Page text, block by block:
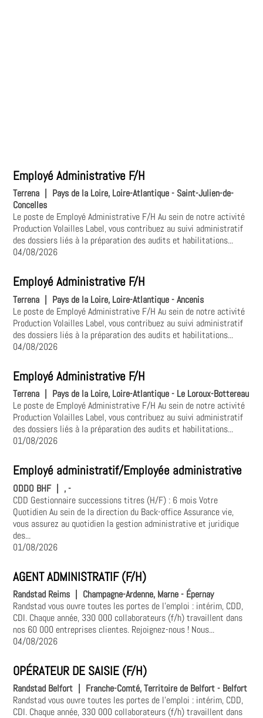
Employé Administrative F/H
Terrena
Pays de la Loire, Loire-Atlantique - Saint-Julien-de-
Concelles
Le poste de Employé Administrative F/H Au sein de notre activité
Production Volailles Label, vous contribuez au suivi administratif
des dossiers liés à la préparation des audits et habilitations...
04/08/2026
Employé Administrative F/H
Terrena | Pays de la Loire, Loire-Atlantique - Ancenis
Le poste de Employé Administrative F/H Au sein de notre activité
Production Volailles Label, vous contribuez au suivi administratif
des dossiers liés à la préparation des audits et habilitations...
04/08/2026
Employé Administrative F/H
Terrena
Pays de la Loire, Loire-Atlantique - Le Loroux-Bottereau
Le poste de Employé Administrative F/H Au sein de notre activité
Production Volailles Label, vous contribuez au suivi administratif
des dossiers liés à la préparation des audits et habilitations...
01/08/2026
Employé administratif/Employée administrative
ODDO BHF | , -
CDD Gestionnaire successions titres (H/F) : 6 mois Votre
Quotidien Au sein de la direction du Back-office Assurance vie,
vous assurez au quotidien la gestion administrative et juridique
des...
01/08/2026
AGENT ADMINISTRATIF (F/H)
Randstad Reims
Champagne-Ardenne, Marne - Épernay
Randstad vous ouvre toutes les portes de l'emploi : intérim, CDD,
CDI. Chaque année, 330 000 collaborateurs (f/h) travaillent dans
nos 60 000 entreprises clientes. Rejoignez-nous ! Nous...
04/08/2026
OPÉRATEUR DE SAISIE (F/H)
Randstad Belfort
Franche-Comté, Territoire de Belfort - Belfort
Randstad vous ouvre toutes les portes de l'emploi : intérim, CDD,
CDI. Chaque année, 330 000 collaborateurs (f/h) travaillent dans